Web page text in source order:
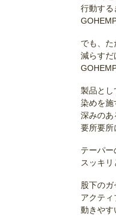
行動する
でも、た
減らすだ
製品とし
染めを施
深みのあ
要所要所
テーパ
スッキリ
股下の
アクティ
動きやす